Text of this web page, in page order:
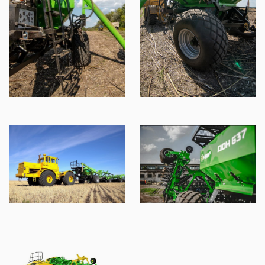
DON-637 DON-6
37 DON-637 DO
N-637 DON-637
DON-637 DON-6